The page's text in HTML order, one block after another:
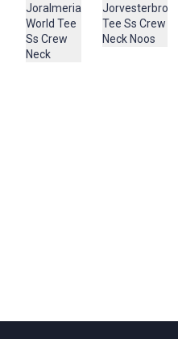
Composición:
Composición: 100 % algodón
Joralmeria
World Tee
Ss Crew
Neck
Jorvesterbro
Tee Ss Crew
Neck Noos